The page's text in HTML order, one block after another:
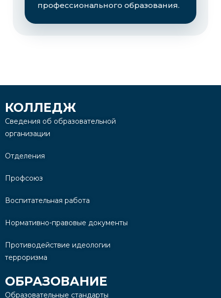
профессионального образования.
КОЛЛЕДЖ
Сведения об образовательной
организации
Отделения
Профсоюз
Воспитательная работа
Нормативно-правовые документы
Противодействие идеологии
терроризма
ОБРАЗОВАНИЕ
Образовательные стандарты